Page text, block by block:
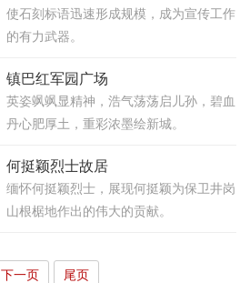
使石刻标语迅速形成规模，成为宣传工作
的有力武器。
镇巴红军园广场
英姿飒飒显精神，浩气荡荡启儿孙，碧血
丹心肥厚土，重彩浓墨绘新城。
何挺颖烈士故居
缅怀何挺颖烈士，展现何挺颖为保卫井岗
山根椐地作出的伟大的贡献。
下一页 尾页